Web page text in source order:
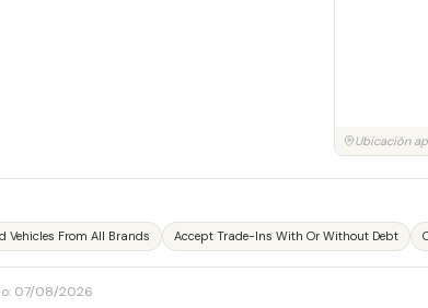
Ubicación
Vehicles From All Brands Accept Trade-Ins With Or Without Debt
07/08/2026